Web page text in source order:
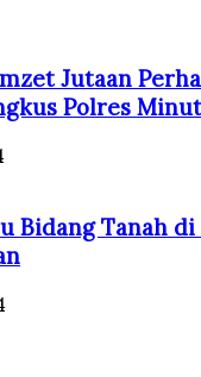
Jutaan
Polres Minut
Bidang Tanah